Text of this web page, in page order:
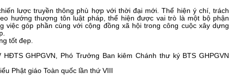
lược truyền thông phù hợp với thời đại mới. Thể hiện ý chí, trách
hướng thượng tôn luật pháp, thể hiện được vai trò là một bộ phận
việc góp phần cùng với cộng đồng xã hội trong công cuộc xây dựng
tốt đẹp.
GHPGVN, Phó Trưởng Ban kiêm Chánh thư ký BTS GHPGVN
Phật giáo Toàn quốc lần thứ VIII